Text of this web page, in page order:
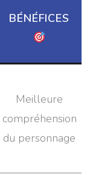
BÉNÉFICES
Meilleure
compréhension
du personnage